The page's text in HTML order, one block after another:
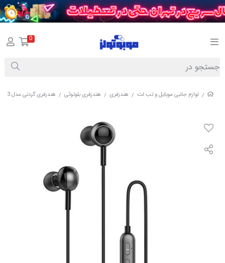
/ لوازم جانبی موبایل و تب لت / هندزفری / هندزفری بلوتوثی / هندزفری گردنی مدل MELLOW A3
0